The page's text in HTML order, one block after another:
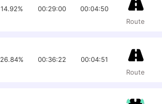
14.92% 00:29:00
00:04:50
Route
26.84% 00:36:22
00:04:51
Route